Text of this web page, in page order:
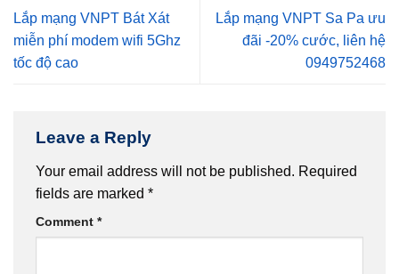
Lắp mạng VNPT Bát Xát
miễn phí modem wifi 5Ghz
tốc độ cao
Lắp mạng VNPT Sa Pa ưu
đãi -20% cước, liên hệ
0949752468
Leave a Reply
Your email address will not be published. Required
fields are marked *
Comment *